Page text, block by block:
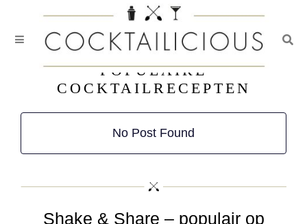
POPULAIRE
COCKTAILRECEPTEN
No Post Found
Shake & Share – populair op